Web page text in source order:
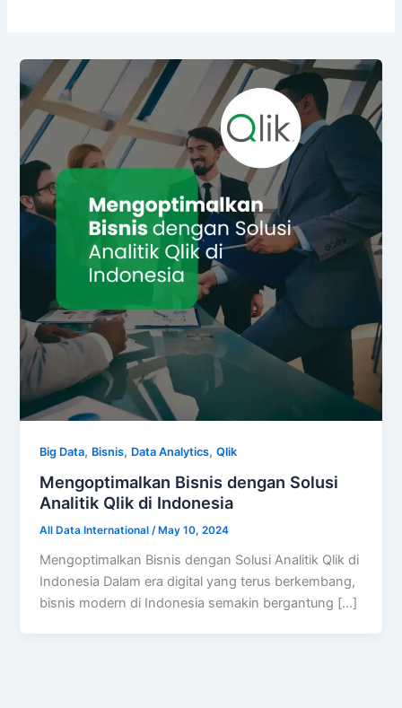
Big Data, Bisnis, Data Analytics,Qlik
Mengoptimalkan Bisnis dengan Solusi
Analitik Qlik di Indonesia
All Data International/ May 10, 2024
Mengoptimalkan Bisnis dengan Solusi Analitik Qlik di
Indonesia Dalam era digital yang terus berkembang,
bisnis modern di Indonesia semakin bergantung […]